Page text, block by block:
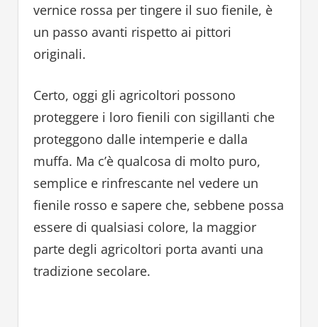
vernice rossa per tingere il suo fienile, è
un passo avanti rispetto ai pittori
originali.
Certo, oggi gli agricoltori possono
proteggere i loro fienili con sigillanti che
proteggono dalle intemperie e dalla
muffa. Ma c’è qualcosa di molto puro,
semplice e rinfrescante nel vedere un
fienile rosso e sapere che, sebbene possa
essere di qualsiasi colore, la maggior
parte degli agricoltori porta avanti una
tradizione secolare.